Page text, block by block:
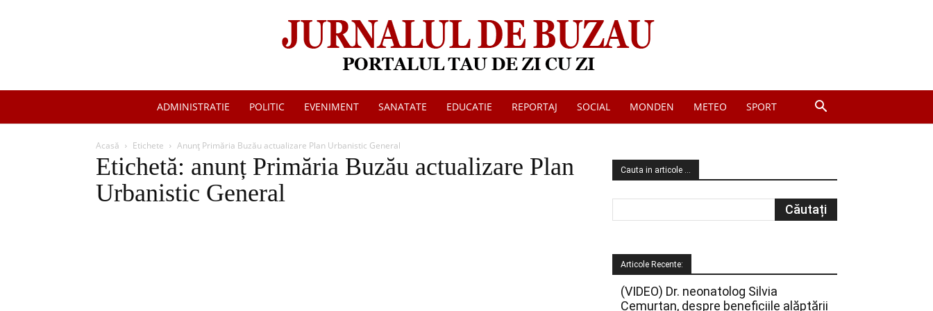
Jurnalul
ADMINISTRATIE POLITIC EVENIMENT SANATATE EDUCATIE REPORTAJ SOCIAL MONDEN METEO SPORT
Acasă Etichete Anunț Primăria Buzău actualizare Plan Urbanistic General
Etichetă: anunț Primăria Buzău actualizare Plan
Urbanistic General
Cauta in articole …
Articole Recente:
(VIDEO) Dr. neonatolog Silvia
Cemurtan, despre beneficiile alăptării